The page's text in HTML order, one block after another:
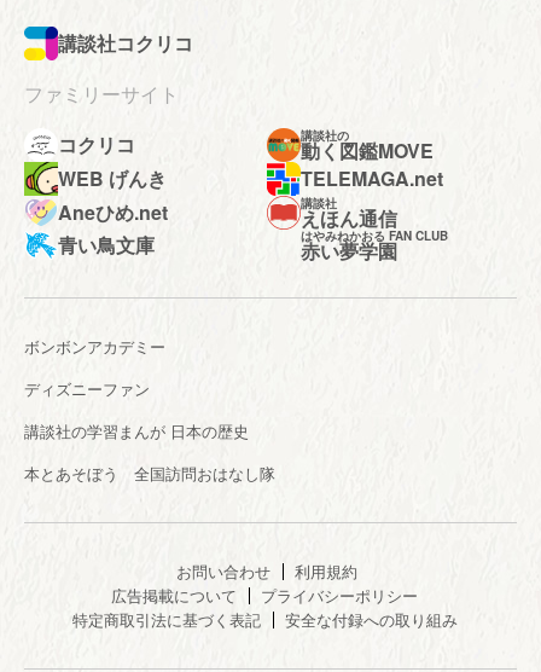
講談社コクリコ
ファミリーサイト
コクリコ
講談社の
動く図鑑MOVE
WEB げんき
TELEMAGA.net
Aneひめ.net
講談社
えほん通信
青い鳥文庫
はやみねかおる FAN CLUB
赤い夢学園
ボンボンアカデミー
ディズニーファン
講談社の学習まんが 日本の歴史
本とあそぼう 全国訪問おはなし隊
お問い合わせ
利用規約
広告掲載について
プライバシーポリシー
特定商取引法に基づく表記
安全な付録への取り組み